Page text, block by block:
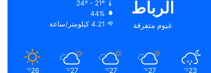
الرباط
غيوم متفرقة
24º - 21º
44%
4.21 كيلومتر/ساعة
23
℃
27
℃
27
℃
27
℃
26
℃